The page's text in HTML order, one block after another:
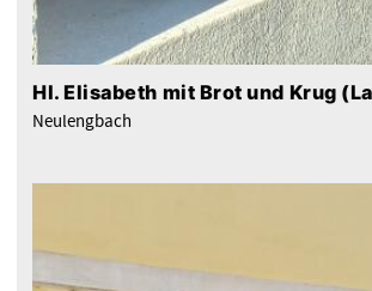
Hl. Elisabeth mit Brot und Krug
Neulengbach